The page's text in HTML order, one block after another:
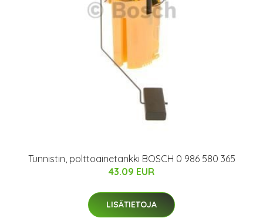
Tunnistin, polttoainetankki BOSCH 0 986 580 365
43.09 EUR
LISÄTIETOJA